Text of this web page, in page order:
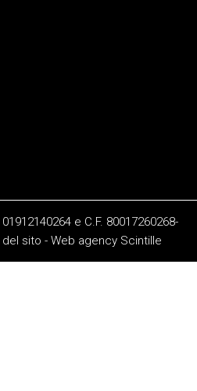
e C.F. 80017260268-
del sito - Web agency Scintille